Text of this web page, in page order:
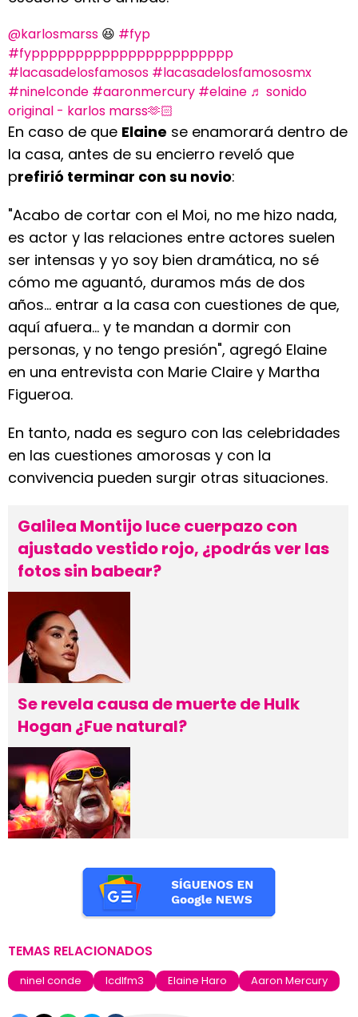
@karlosmarss 😆 #fyp
#fyppppppppppppppppppppppp
#lacasadelosfamosos #lacasadelosfamososmx
#ninelconde #aaronmercury #elaine ♬ sonido
original - karlos marss🫶🏻
En caso de que Elaine se enamorará dentro de
la casa, antes de su encierro reveló que
prefirió terminar con su novio:
"Acabo de cortar con el Moi, no me hizo nada,
es actor y las relaciones entre actores suelen
ser intensas y yo soy bien dramática, no sé
cómo me aguantó, duramos más de dos
años... entrar a la casa con cuestiones de que,
aquí afuera... y te mandan a dormir con
personas, y no tengo presión", agregó Elaine
en una entrevista con Marie Claire y Martha
Figueroa.
En tanto, nada es seguro con las celebridades
en las cuestiones amorosas y con la
convivencia pueden surgir otras situaciones.
Galilea Montijo luce cuerpazo con
ajustado vestido rojo, ¿podrás ver las
fotos sin babear?
Se revela causa de muerte de Hulk
Hogan ¿Fue natural?
TEMAS RELACIONADOS
ninel conde lcdlfm3 Elaine Haro Aaron Mercury